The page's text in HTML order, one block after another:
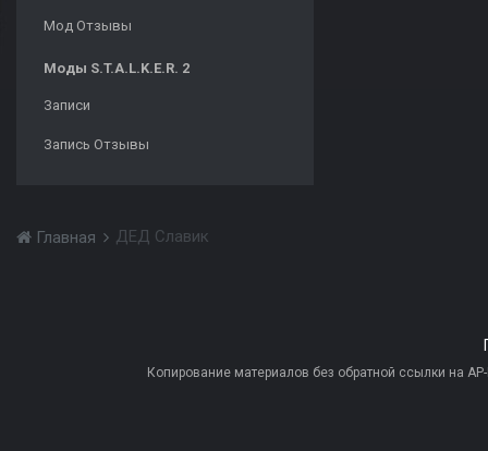
Мод Отзывы
Моды S.T.A.L.K.E.R. 2
Записи
Запись Отзывы
Главная ДЕД Славик
Копирование материалов без обратной ссылки на